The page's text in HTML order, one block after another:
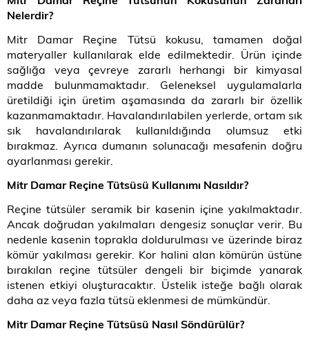
Nelerdir?
Mitr Damar Reçine Tütsü kokusu, tamamen doğal
materyaller kullanılarak elde edilmektedir. Ürün içinde
sağlığa veya çevreye zararlı herhangi bir kimyasal
madde bulunmamaktadır. Geleneksel uygulamalarla
üretildiği için üretim aşamasında da zararlı bir özellik
kazanmamaktadır. Havalandırılabilen yerlerde, ortam sık
sık havalandırılarak kullanıldığında olumsuz etki
bırakmaz. Ayrıca dumanın solunacağı mesafenin doğru
ayarlanması gerekir.
Mitr Damar Reçine Tütsüsü Kullanımı Nasıldır?
Reçine tütsüler seramik bir kasenin içine yakılmaktadır.
Ancak doğrudan yakılmaları dengesiz sonuçlar verir. Bu
nedenle kasenin toprakla doldurulması ve üzerinde biraz
kömür yakılması gerekir. Kor halini alan kömürün üstüne
bırakılan reçine tütsüler dengeli bir biçimde yanarak
istenen etkiyi oluşturacaktır. Üstelik isteğe bağlı olarak
daha az veya fazla tütsü eklenmesi de mümkündür.
Mitr Damar Reçine Tütsüsü Nasıl Söndürülür?